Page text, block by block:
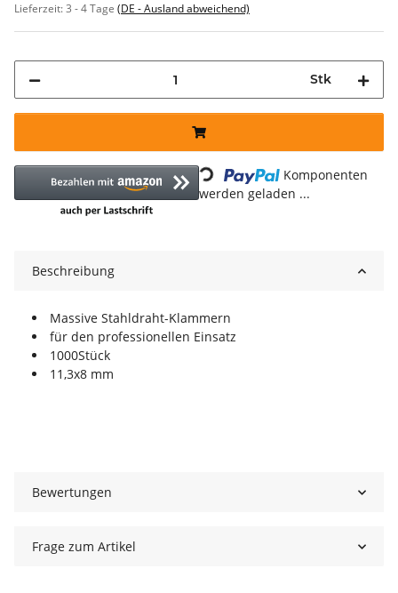
Lieferzeit:3 - 4 Tage (DE - Ausland abweichend)
Stk
Loading...
Komponenten
werden geladen ...
Beschreibung
Massive Stahldraht-Klammern
für den professionellen Einsatz
1000Stück
11,3x8 mm
Bewertungen
Frage zum Artikel